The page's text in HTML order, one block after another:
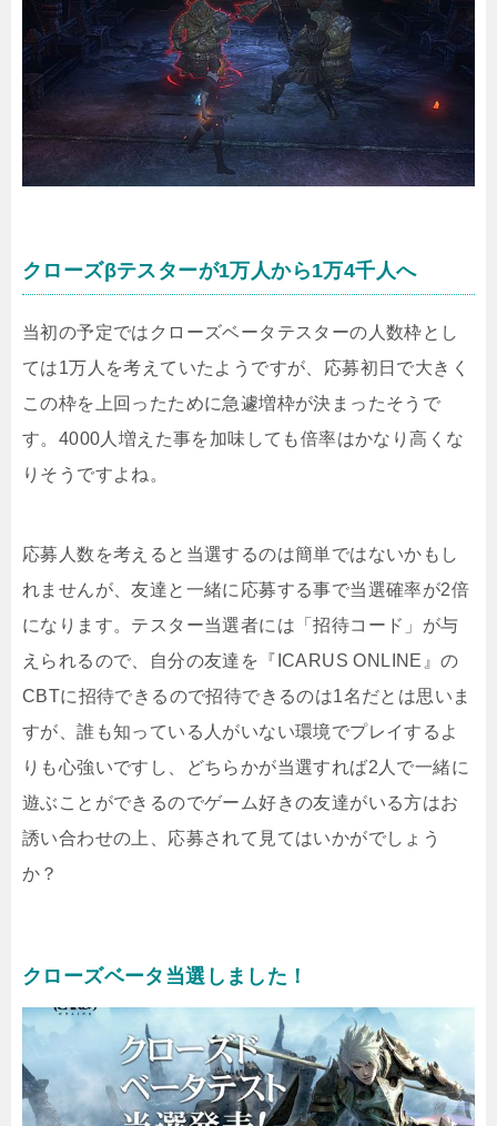
クローズβテスターが1万人から1万4千人へ
当初の予定ではクローズベータテスターの人数枠とし
ては1万人を考えていたようですが、応募初日で大きく
この枠を上回ったために急遽増枠が決まったそうで
す。4000人増えた事を加味しても倍率はかなり高くな
りそうですよね。
応募人数を考えると当選するのは簡単ではないかもし
れませんが、友達と一緒に応募する事で当選確率が2倍
になります。テスター当選者には「招待コード」が与
えられるので、自分の友達を『ICARUS ONLINE』の
CBTに招待できるので招待できるのは1名だとは思いま
すが、誰も知っている人がいない環境でプレイするよ
りも心強いですし、どちらかが当選すれば2人で一緒に
遊ぶことができるのでゲーム好きの友達がいる方はお
誘い合わせの上、応募されて見てはいかがでしょう
か？
クローズベータ当選しました！